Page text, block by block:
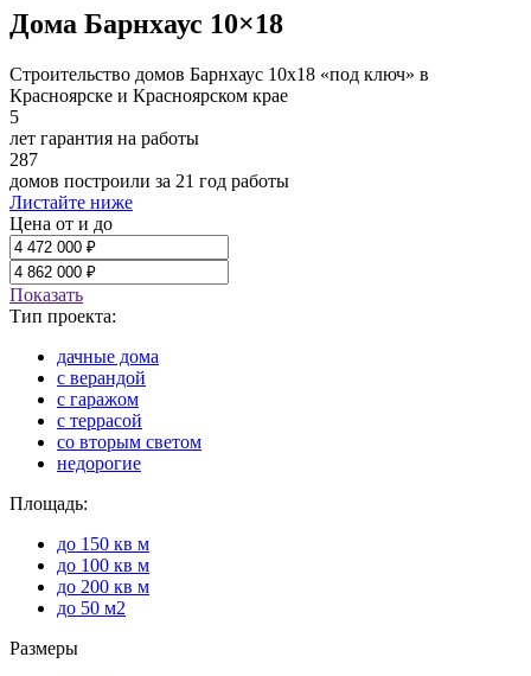
Дома Барнхаус 10×18
Строительство домов Барнхаус 10х18 «под ключ» в
Красноярске и Красноярском крае
5
лет гарантия на работы
287
домов построили за 21 год работы
Листайте ниже
Цена от и до
Показать
Тип проекта:
дачные дома
с верандой
с гаражом
с террасой
со вторым светом
недорогие
Площадь:
до 150 кв м
до 100 кв м
до 200 кв м
до 50 м2
Размеры